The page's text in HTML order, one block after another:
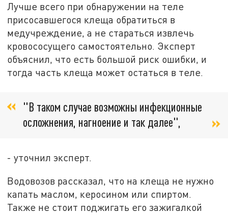
Лучше всего при обнаружении на теле
присосавшегося клеща обратиться в
медучреждение, а не стараться извлечь
кровососущего самостоятельно. Эксперт
объяснил, что есть большой риск ошибки, и
тогда часть клеща может остаться в теле.
"В таком случае возможны инфекционные
осложнения, нагноение и так далее",
- уточнил эксперт.
Водовозов рассказал, что на клеща не нужно
капать маслом, керосином или спиртом.
Также не стоит поджигать его зажигалкой